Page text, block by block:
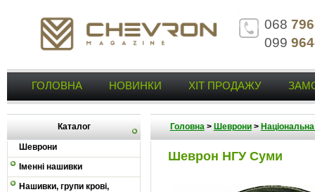
068
099
ГОЛОВНА НОВИНКИ ХІТ ПРОДАЖУ
Каталог
Шеврони
Іменні нашивки
Нашивки, групи крові,
Головна> Шеврони>
Шеврон НГУ Суми